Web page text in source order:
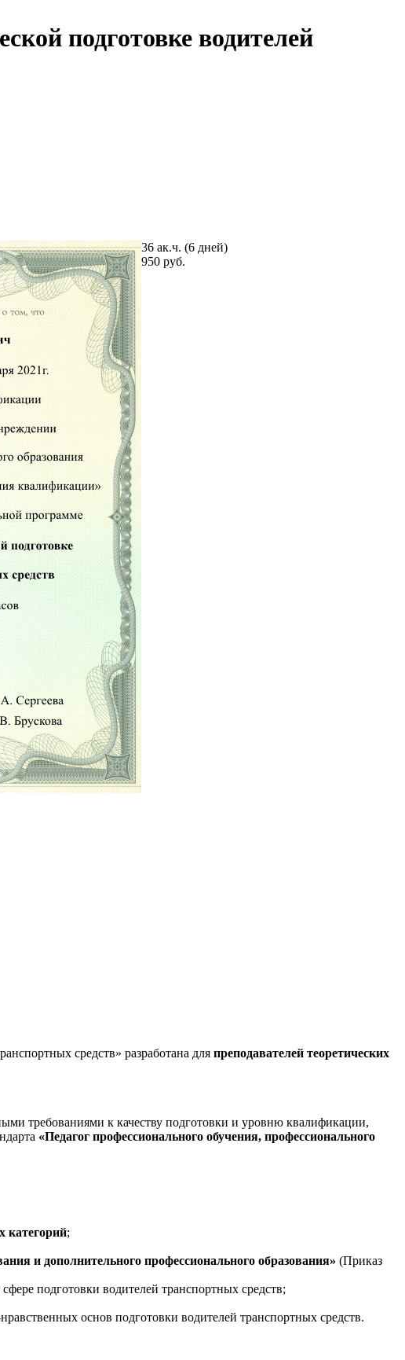
подготовке водителей
36 ак.ч. (6 дней)
950 руб.
средств» разработана для преподавателей теоретических
требованиями к качеству подготовки и уровню квалификации,
«Педагог профессионального обучения, профессионального
категорий;
и дополнительного профессионального образования» (Приказ
подготовки водителей транспортных средств;
основ подготовки водителей транспортных средств.